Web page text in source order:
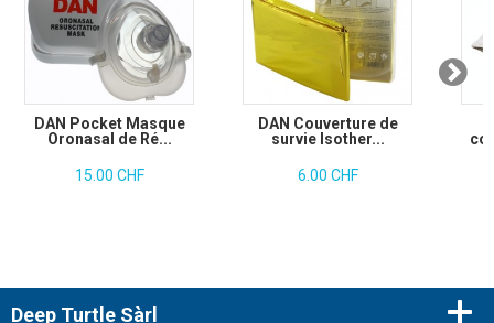
DAN Pocket Masque
Oronasal de Ré...
15.00 CHF
DAN Couverture de
survie Isother...
6.00 CHF
Deep Turtle Sàrl